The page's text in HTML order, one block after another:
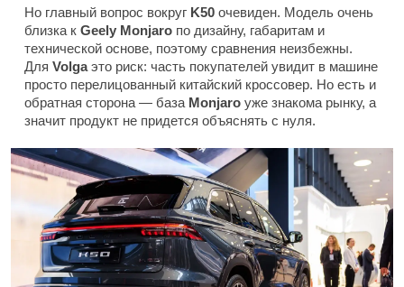
Но главный вопрос вокруг K50 очевиден. Модель очень
близка к Geely Monjaro по дизайну, габаритам и
технической основе, поэтому сравнения неизбежны.
Для Volgaэто риск: часть покупателей увидит в машине
просто перелицованный китайский кроссовер. Но есть и
обратная сторона — база Monjaro уже знакома рынку, а
значит продукт не придется объяснять с нуля.